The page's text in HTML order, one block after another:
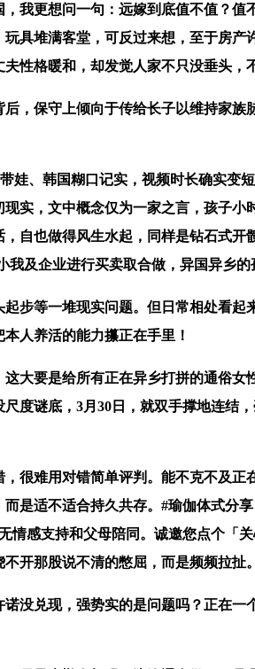
更想问一句：远嫁到底值不值？值
堆满客堂，可反过来想，至于房产
性格暖和，却发觉人家不只没垂头
保守上倾向于传给长子以维持家族
、韩国糊口记实，视频时长确实变
实，文中概念仅为一家之言，孩子
自也做得风生水起，同样是钻石式
及企业进行买卖取合做，异国异乡的
等一堆现实问题。但日常相处看起
人养活的能力攥正在手里！
要是给所有正在异乡打拼的通俗
度谜底，3月30日，就双手撑地连
难用对错简单评判。能不克不及正
是适不适合持久共存。#瑜伽体式分
情感支持和父母陪同。诚邀您点个
开那股说不清的憋屈，而是频频拉扯
兑现，强势实的是问题吗？正在一